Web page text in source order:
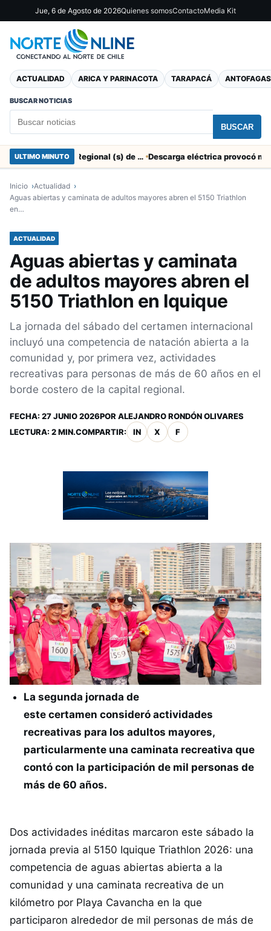
Jue, 6 de Agosto de 2026Quienes somosContactoMedia Kit
ACTUALIDAD ARICA Y PARINACOTA TARAPACÁ
BUSCAR NOTICIAS
BUSCAR
ULTIMO MINUTO SERNAC pidió la renuncia a Director Regional (s) de Arica por contratar solo a militantes del Gobierno
Inicio
Actualidad
Aguas abiertas y caminata de adultos mayores abren el 5150 Triathlon
en…
ACTUALIDAD
Aguas abiertas y caminata
de adultos mayores abren el
5150 Triathlon en Iquique
La jornada del sábado del certamen internacional
incluyó una competencia de natación abierta a la
comunidad y, por primera vez, actividades
recreativas para personas de más de 60 años en el
borde costero de la capital regional.
FECHA: 27 JUNIO 2026POR ALEJANDRO RONDÓN OLIVARES
LECTURA: 2 MIN.COMPARTIR: IN X F
La segunda jornada de
este certamen consideró actividades
recreativas para los adultos mayores,
particularmente una caminata recreativa que
contó con la participación de mil personas de
más de 60 años.
Dos actividades inéditas marcaron este sábado la
jornada previa al 5150 Iquique Triathlon 2026: una
competencia de aguas abiertas abierta a la
comunidad y una caminata recreativa de un
kilómetro por Playa Cavancha en la que
participaron alrededor de mil personas de más de